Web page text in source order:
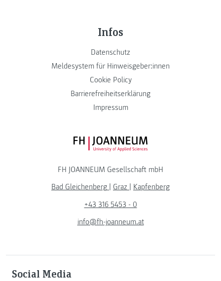
Infos
Datenschutz
Meldesystem für Hinweisgeber:innen
Cookie Policy
Barrierefreiheitserklärung
Impressum
FH JOANNEUM Logo
FH JOANNEUM Gesellschaft mbH
Bad Gleichenberg
Graz
Kapfenberg
+43 316 5453 - 0
info@fh-joanneum.at
Social Media